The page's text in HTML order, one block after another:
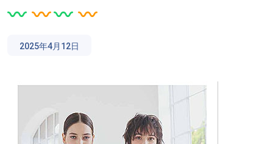
2025年4月12日